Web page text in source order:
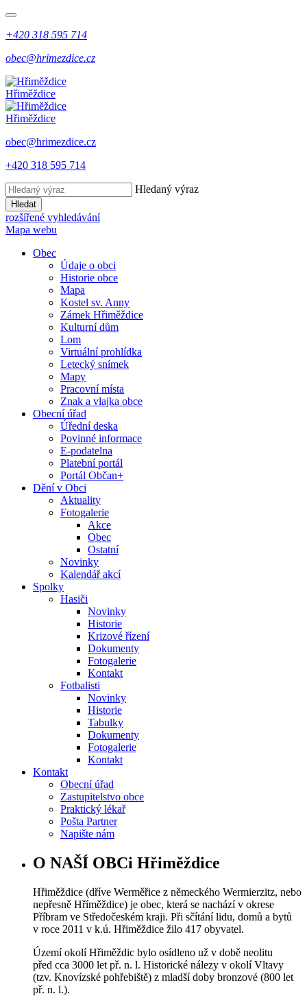
+420 318 595 714
obec@hrimezdice.cz
Hřiměždice
Hřiměždice
obec@hrimezdice.cz
+420 318 595 714
Hledaný výraz
Hledat
rozšířené vyhledávání
Mapa webu
Obec
Údaje o obci
Historie obce
Mapa
Kostel sv. Anny
Zámek Hřiměždice
Kulturní dům
Lom
Virtuální prohlídka
Letecký snímek
Mapy
Pracovní místa
Znak a vlajka obce
Obecní úřad
Úřední deska
Povinné informace
E-podatelna
Platební portál
Portál Občan+
Dění v Obci
Aktuality
Fotogalerie
Akce
Obec
Ostatní
Novinky
Kalendář akcí
Spolky
Hasiči
Novinky
Historie
Krizové řízení
Dokumenty
Fotogalerie
Kontakt
Fotbalisti
Novinky
Historie
Tabulky
Dokumenty
Fotogalerie
Kontakt
Kontakt
Obecní úřad
Zastupitelstvo obce
Praktický lékař
Pošta Partner
Napište nám
O NAŠÍ OBCi Hřiměždice
Hřiměždice (dříve Werměřice z německého Wermierzitz, nebo
nepřesně Hříměždice) je obec, která se nachází v okrese
Příbram ve Středočeském kraji. Při sčítání lidu, domů a bytů
v roce 2011 v k.ú. Hřiměždice žilo 417 obyvatel.
Území okolí Hřiměždic bylo osídleno už v době neolitu
před cca 3000 let př. n. l. Historické nálezy v okolí Vltavy
(tzv. Knovízské pohřebiště) z mladší doby bronzové (800 let
př. n. l.).